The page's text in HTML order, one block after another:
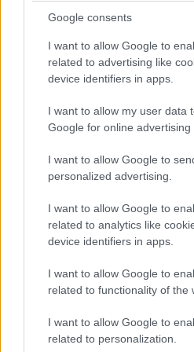
Google consents
I want to allow Google to
related to advertising like
device identifiers in apps.
I want to allow my user data
Google for online advertising
I want to allow Google to
personalized advertising.
I want to allow Google to
related to analytics like
device identifiers in apps.
I want to allow Google to
related to functionality of the
I want to allow Google to
related to personalization.
υπεράκτια OFFSHORE
Ασφαλώς και όλοι
με τον αλήστου μνήμης κ.
όχημα την εφημερίδα του
αποπειράθηκε ως
οικονομικών και πολιτικών
βάρος μου μία άθλια
σκευωρίας ήταν η σύμβαση
λειτουργία του Αεροδρομίου
Βενιζέλος», όπως και η
αλυσίδα «ZARA».
κ. Ψωμιάδη από τη
όλους.
Ασφαλώς και όλοι
σπίλωσης και